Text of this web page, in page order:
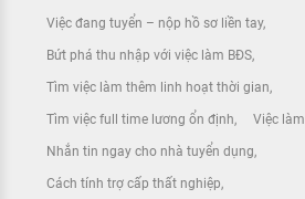
Việc đang tuyển – nộp hồ sơ liền tay
Bứt phá thu nhập với việc làm BĐS
Tìm việc làm thêm linh hoạt thời gian
Tìm việc full time lương ổn định Việc
Nhắn tin ngay cho nhà tuyển dụng
Cách tính trợ cấp thất nghiệp